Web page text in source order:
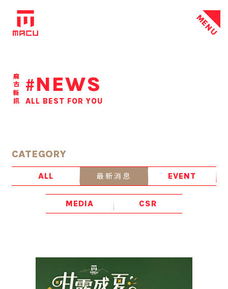
MENU
麻古新訊 #NEWS
ALL BEST FOR YOU
CATEGORY
ALL 最新消息 EVENT
MEDIA CSR